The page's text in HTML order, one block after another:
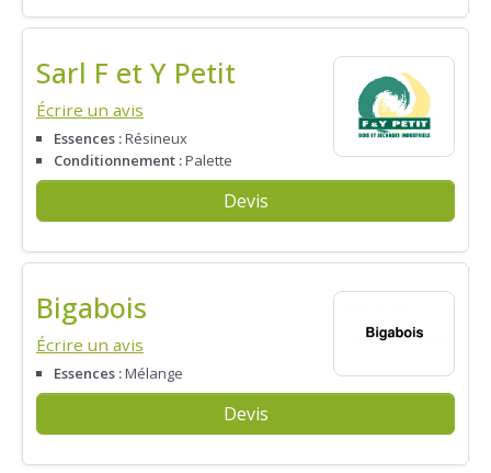
Sarl F et Y Petit
Écrire un avis
Essences :Résineux
Conditionnement :Palette
Devis
Bigabois
Écrire un avis
Essences :Mélange
Devis